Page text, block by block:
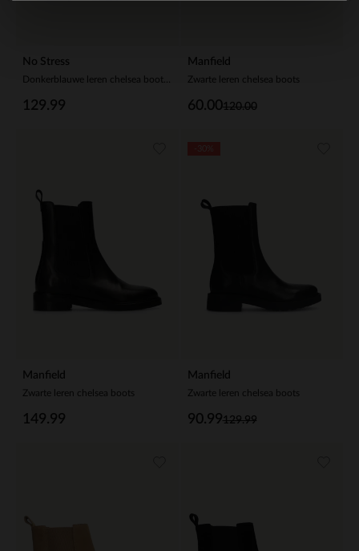
No Stress
129.99
Manfield
Zwarte leren chelsea boots
120.00
60.00
Manfield
Zwarte leren chelsea boots
149.99
Manfield
Zwarte leren chelsea boots
129.99
90.99